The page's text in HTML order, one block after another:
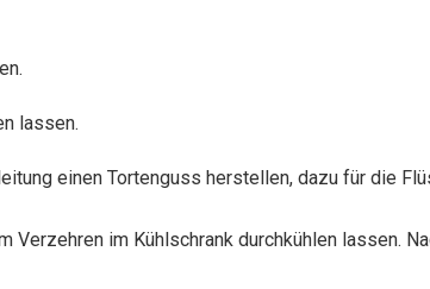
lassen.
einen Tortenguss herstellen, dazu für die
im Kühlschrank durchkühlen lassen.